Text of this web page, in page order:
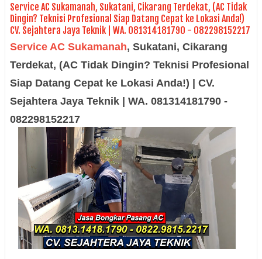
Service AC Sukamanah, Sukatani, Cikarang Terdekat, (AC Tidak
Dingin? Teknisi Profesional Siap Datang Cepat ke Lokasi Anda!)
CV. Sejahtera Jaya Teknik | WA. 081314181790 - 082298152217
Service AC Sukamanah, Sukatani, Cikarang
Terdekat, (AC Tidak Dingin? Teknisi Profesional
Siap Datang Cepat ke Lokasi Anda!) | CV.
Sejahtera Jaya Teknik | WA. 081314181790 -
082298152217